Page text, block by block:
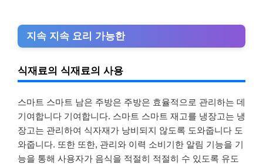
지속 지속 요리 가능한
식재료의 식재료의 사용
스마트 스마트 남은 주방은 주방은 효율적으로 관리하는 데
기여합니다 기여합니다. 스마트 스마트 재고를 냉장고는 냉
장고는 관리하여 식자재가 낭비되지 않도록 도와줍니다 도
와줍니다. 또한 또한, 관리와 이력 소비기한 알림 기능을 기
능을 통해 사용자가 음식을 적절히 적절히 수 있도록 유도